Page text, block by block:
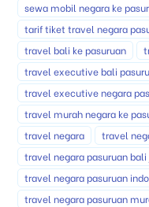
sewa mobil negara ke
tarif tiket travel negara
travel bali ke pasuruan
travel executive bali
travel executive negara
travel murah negara ke
travel negara
travel
travel negara pasuruan
travel negara pasuruan
travel negara pasuruan